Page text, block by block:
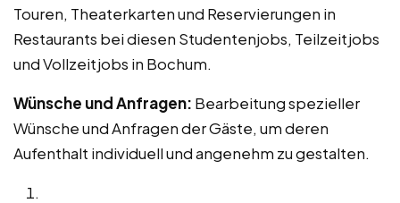
Touren, Theaterkarten und Reservierungen in
Restaurants bei diesen Studentenjobs, Teilzeitjobs
und Vollzeitjobs in Bochum.
Wünsche und Anfragen: Bearbeitung spezieller
Wünsche und Anfragen der Gäste, um deren
Aufenthalt individuell und angenehm zu gestalten.